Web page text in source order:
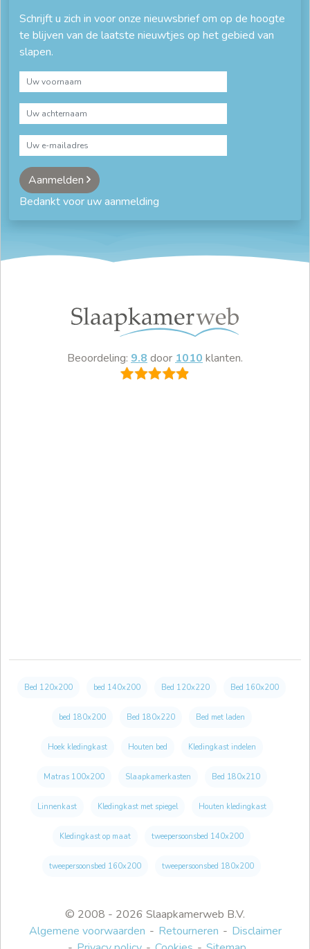
Schrijft u zich in voor onze nieuwsbrief om op de hoogte
te blijven van de laatste nieuwtjes op het gebied van
slapen.
Aanmelden
Bedankt voor uw aanmelding
© 2008 - 2026 Slaapkamerweb B.V.
Algemene voorwaarden
Retourneren
Disclaimer
Beoordeling: 9.8 door 1010 klanten.
Bed 120x200 bed 140x200 Bed 120x220 Bed 160x200
bed 180x200 Bed 180x220 Bed met laden
Hoek kledingkast Houten bed Kledingkast indelen
Matras 100x200 Slaapkamerkasten Bed 180x210
Linnenkast Kledingkast met spiegel Houten kledingkast
Kledingkast op maat tweepersoonsbed 140x200
tweepersoonsbed 160x200 tweepersoonsbed 180x200